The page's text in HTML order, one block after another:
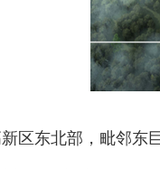
区东北部，毗邻东